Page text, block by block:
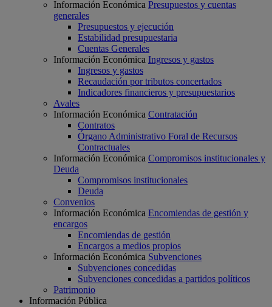
Información Económica Presupuestos y cuentas
generales
Presupuestos y ejecución
Estabilidad presupuestaria
Cuentas Generales
Información Económica Ingresos y gastos
Ingresos y gastos
Recaudación por tributos concertados
Indicadores financieros y presupuestarios
Avales
Información Económica Contratación
Contratos
Órgano Administrativo Foral de Recursos
Contractuales
Información Económica Compromisos institucionales y
Deuda
Compromisos institucionales
Deuda
Convenios
Información Económica Encomiendas de gestión y
encargos
Encomiendas de gestión
Encargos a medios propios
Información Económica Subvenciones
Subvenciones concedidas
Subvenciones concedidas a partidos políticos
Patrimonio
Información Pública